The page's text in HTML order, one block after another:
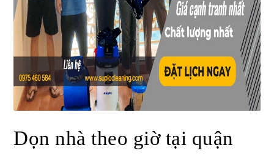
Dọn nhà theo giờ tại quận